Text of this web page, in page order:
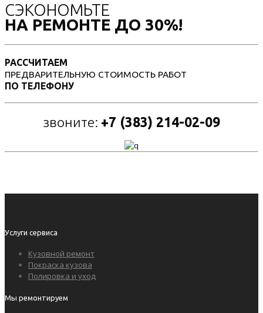
СЭКОНОМЬТЕ
НА РЕМОНТЕ ДО 30%!
РАССЧИТАЕМ
ПРЕДВАРИТЕЛЬНУЮ СТОИМОСТЬ РАБОТ
ПО ТЕЛЕФОНУ
звоните: +7 (383) 214-02-09
Услуги сервиса
Кузовной ремонт
Покраска кузова
Полировка и уход
Мы ремонтируем